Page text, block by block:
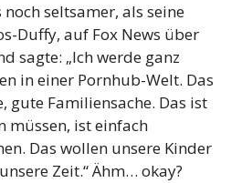
seltsamer, als seine
Duffy, auf Fox News über
sagte: „Ich werde ganz
in einer Pornhub-Welt. Das
gute Familiensache. Das ist
müssen, ist einfach
Das wollen unsere Kinder
Zeit.“ Ähm… okay?